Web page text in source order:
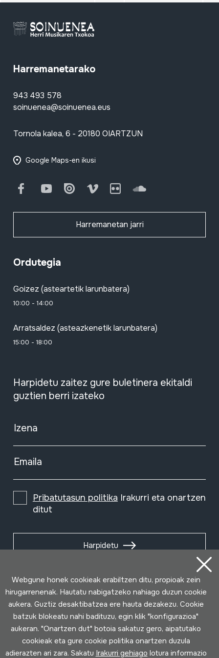
Harremanetarako
943 493 578
soinuenea@soinuenea.eus
Tornola kalea, 6 - 20180 OIARTZUN
Google Maps-en ikusi
FacebookYoutube Issuu Vimeo Flickr SoundCloud
Harremanetan jarri
Ordutegia
Goizez (asteartetik larunbatera)
10:00 - 14:00
Arratsaldez (asteazkenetik larunbatera)
15:00 - 18:00
Harpidetu zaitez gure buletinera ekitaldi
guztien berri izateko
Izena
Emaila
Pribatutasun politika Irakurri eta onartzen
ditut
Harpidetu
Webgune honek cookieak erabiltzen ditu, propioak zein
hirugarrenenak. Hautatu nabigatzeko nahiago duzun cookie
aukera. Guztiz desaktibatzea ere hauta dezakezu. Cookie
batzuk blokeatu nahi badituzu, egin klik "konfigurazioa"
aukeran. "Onartzen dut" botoia sakatuz gero, aipatutako
cookieak eta gure cookie politika onartzen duzula
adierazten ari zara. Sakatu Irakurri gehiago lotura informazio